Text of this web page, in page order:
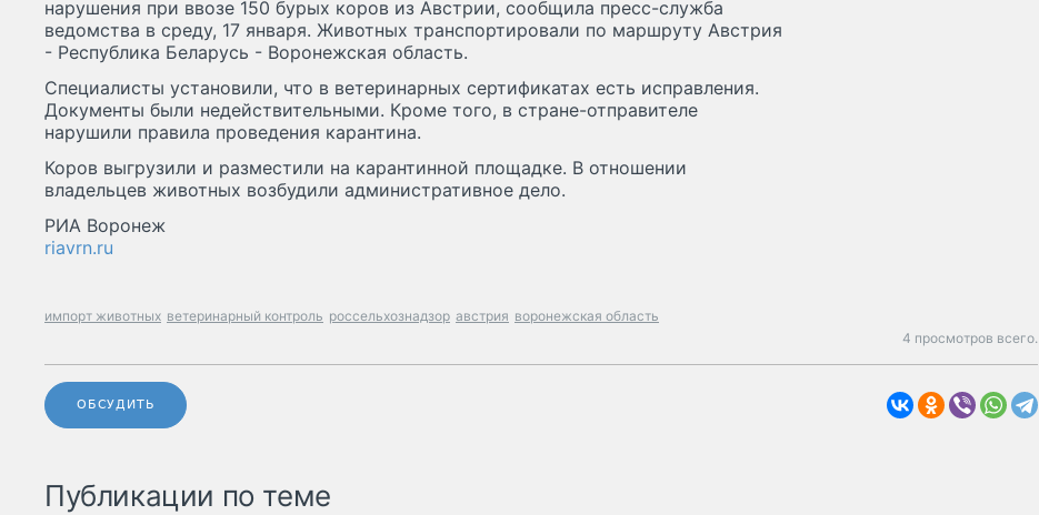
нарушения при ввозе 150 бурых коров из Австрии, сообщила пресс-служба
ведомства в среду, 17 января. Животных транспортировали по маршруту Австрия
- Республика Беларусь - Воронежская область.
Специалисты установили, что в ветеринарных сертификатах есть исправления.
Документы были недействительными. Кроме того, в стране-отправителе
нарушили правила проведения карантина.
Коров выгрузили и разместили на карантинной площадке. В отношении
владельцев животных возбудили административное дело.
РИА Воронеж
riavrn.ru
импорт животных ветеринарный контроль россельхознадзор австрия воронежская область
4 просмотров всего.
ОБСУДИТЬ
Публикации по теме